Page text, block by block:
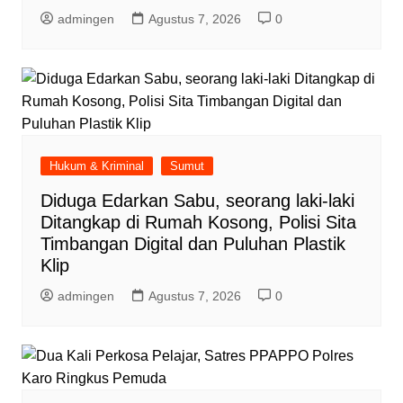
admingen Agustus 7, 2026 0
Hukum & Kriminal Sumut
Diduga Edarkan Sabu, seorang laki-laki
Ditangkap di Rumah Kosong, Polisi Sita
Timbangan Digital dan Puluhan Plastik
Klip
admingen Agustus 7, 2026 0